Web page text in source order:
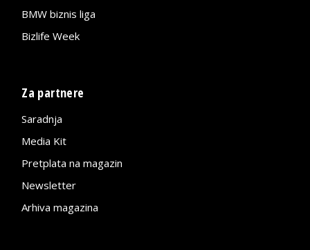
BMW biznis liga
Bizlife Week
Za partnere
Saradnja
Media Kit
Pretplata na magazin
Newsletter
Arhiva magazina